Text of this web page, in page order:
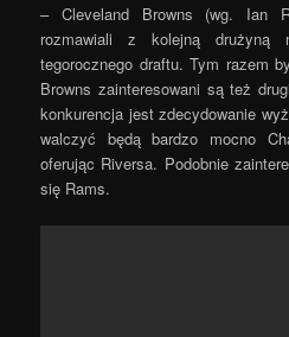
– Cleveland Browns (wg. Ian
rozmawiali z kolejną drużyną
tegorocznego draftu. Tym razem
Browns zainteresowani są też
konkurencja jest zdecydowanie
walczyć będą bardzo mocno
oferując Riversa. Podobnie
się Rams.